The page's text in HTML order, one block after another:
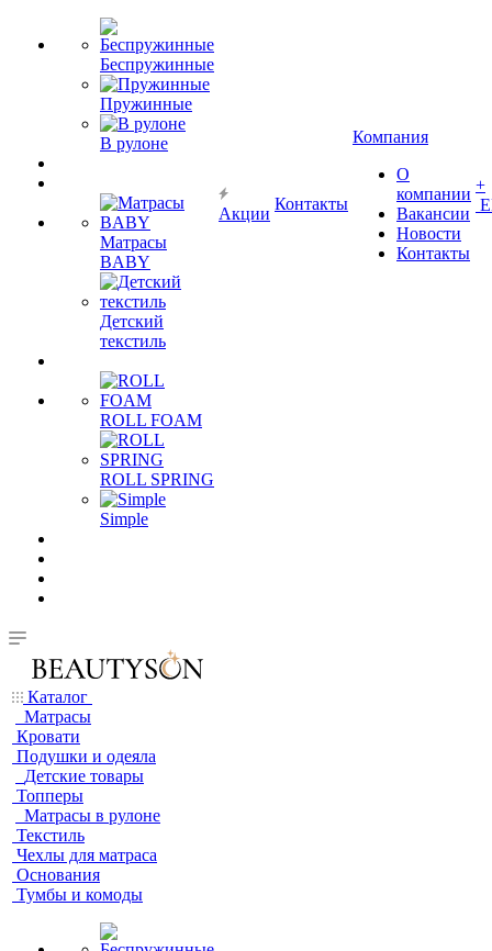
Беспружинные
Пружинные
В рулоне
Матрасы
BABY
Детский
текстиль
ROLL FOAM
ROLL SPRING
Simple
Акции
Контакты
Компания
О
компании
Вакансии
Новости
Контакты
+
Каталог
Матрасы
Кровати
Подушки и одеяла
Детские товары
Топперы
Матрасы в рулоне
Текстиль
Чехлы для матраса
Основания
Тумбы и комоды